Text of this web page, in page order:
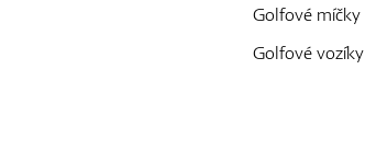
Golfové míčky
Golfové vozíky